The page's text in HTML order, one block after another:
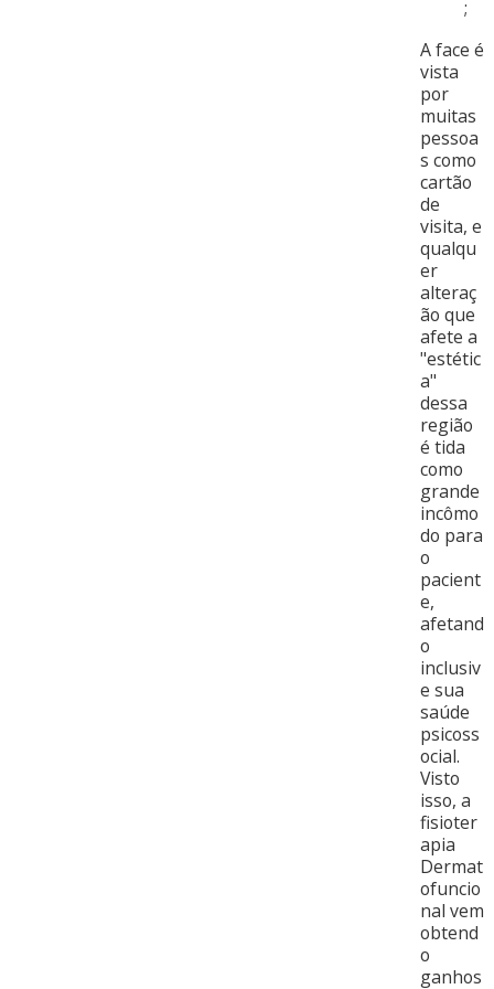
;
A face é
vista
por
muitas
pessoa
s como
cartão
de
visita, e
qualqu
er
alteraç
ão que
afete a
"estétic
a"
dessa
região
é tida
como
grande
incômo
do para
o
pacient
e,
afetand
o
inclusiv
e sua
saúde
psicoss
ocial.
Visto
isso, a
fisioter
apia
Dermat
ofuncio
nal vem
obtend
o
ganhos